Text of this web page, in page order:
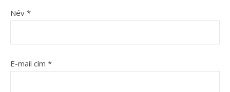
Név *
E-mail cím *